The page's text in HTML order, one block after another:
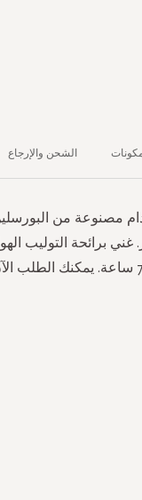
مصنوعة من
برائحة التوليب
الشحن والإرجاع